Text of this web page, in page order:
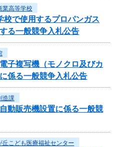
業高等学校
校で使用するプロパンガス
る一般競争入札公告
子複写機（モノクロ及びカ
係る一般競争入札公告
造課
動販売機設置に係る一般競
丘こども医療福祉センター